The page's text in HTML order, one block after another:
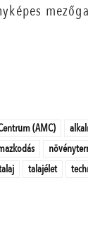
(AMC)
talajélet